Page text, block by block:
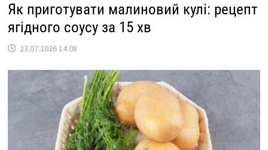
Як приготувати малиновий кулі: рецепт
ягідного соусу за 15 хв
23.07.2026 14:08